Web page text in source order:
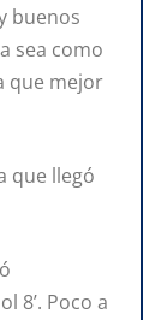
buenos
sea como
que mejor
que llegó
8’. Poco a